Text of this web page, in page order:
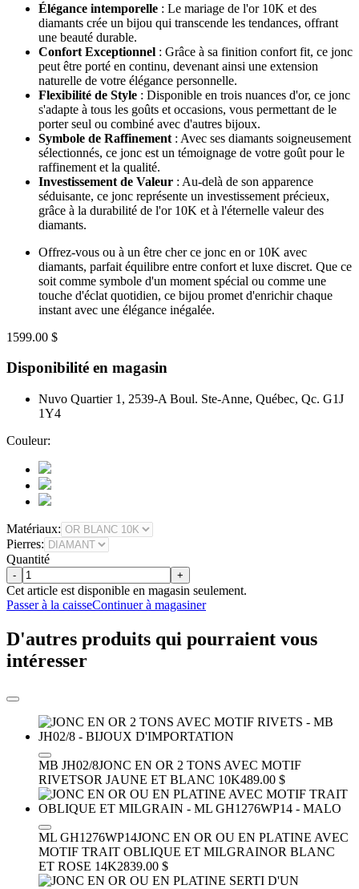
Élégance intemporelle : Le mariage de l'or 10K et des
diamants crée un bijou qui transcende les tendances, offrant
une beauté durable.
Confort Exceptionnel : Grâce à sa finition confort fit, ce jonc
peut être porté en continu, devenant ainsi une extension
naturelle de votre élégance personnelle.
Flexibilité de Style : Disponible en trois nuances d'or, ce jonc
s'adapte à tous les goûts et occasions, vous permettant de le
porter seul ou combiné avec d'autres bijoux.
Symbole de Raffinement : Avec ses diamants soigneusement
sélectionnés, ce jonc est un témoignage de votre goût pour le
raffinement et la qualité.
Investissement de Valeur : Au-delà de son apparence
séduisante, ce jonc représente un investissement précieux,
grâce à la durabilité de l'or 10K et à l'éternelle valeur des
diamants.
Offrez-vous ou à un être cher ce jonc en or 10K avec
diamants, parfait équilibre entre confort et luxe discret. Que ce
soit comme symbole d'un moment spécial ou comme une
touche d'éclat quotidien, ce bijou promet d'enrichir chaque
instant avec une élégance inégalée.
1599.00 $
Disponibilité en magasin
Nuvo Quartier 1, 2539-A Boul. Ste-Anne, Québec, Qc. G1J
1Y4
Couleur:
Matériaux:
Pierres:
Quantité
- +
Cet article est disponible en magasin seulement.
Passer à la caisseContinuer à magasiner
D'autres produits qui pourraient vous
intéresser
MB JH02/8JONC EN OR 2 TONS AVEC MOTIF
RIVETSOR JAUNE ET BLANC 10K489.00 $
ML GH1276WP14JONC EN OR OU EN PLATINE AVEC
MOTIF TRAIT OBLIQUE ET MILGRAINOR BLANC
ET ROSE 14K2839.00 $